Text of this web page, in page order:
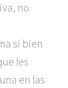
no
si bien
les
en las